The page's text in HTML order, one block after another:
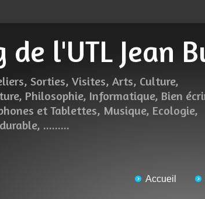
de l'UTL Jean
Sorties, Visites, Arts, Culture,
Philosophie, Informatique, Bien
et Tablettes, Musique, Ecologie,
.........
Accueil